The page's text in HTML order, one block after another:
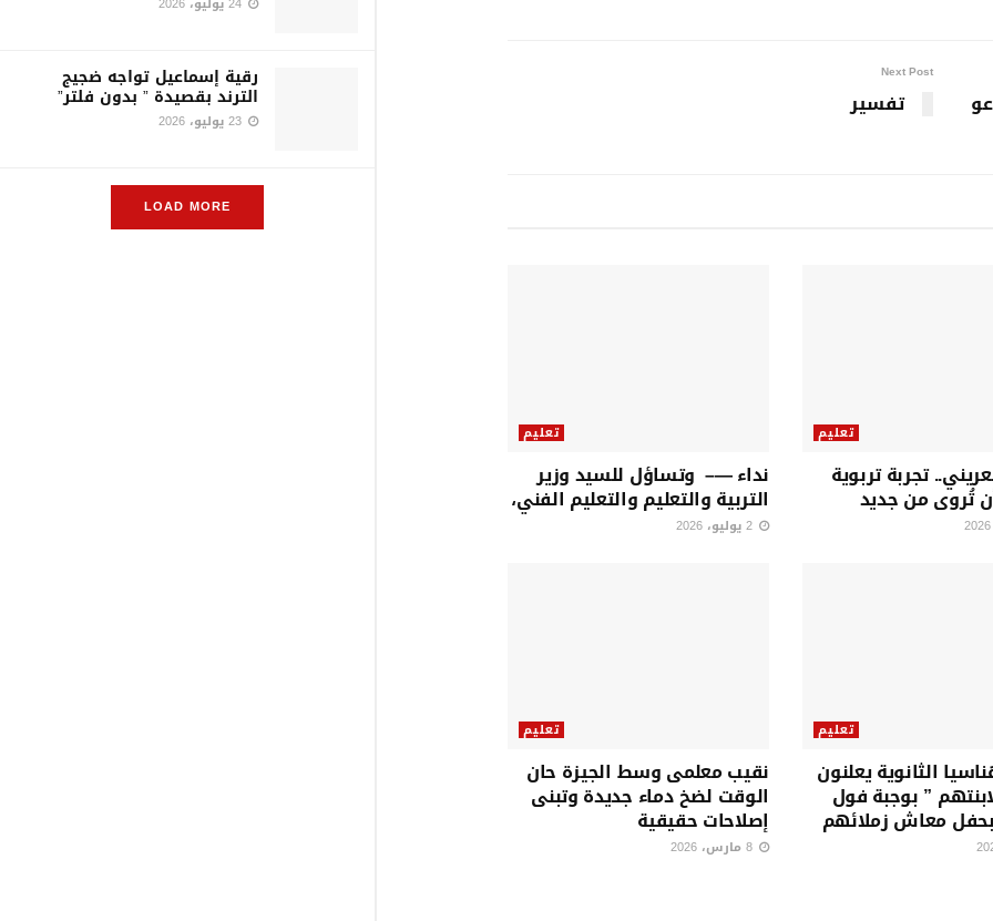
رقية إسماعيل تواجه ضجيج
الترند بقصيدة ” بدون فلتر”
LOAD MORE
Next Post
تفسير
تعليم
تجربة تربوية
تُروى من جديد
تعليم
نداء —– وتساؤل للسيد وزير
التربية والتعليم والتعليم الفني،
تعليم
الثانوية يعلنون
” بوجبة فول
معاش زملائهم
تعليم
نقيب معلمى وسط الجيزة حان
الوقت لضخ دماء جديدة وتبنى
إصلاحات حقيقية